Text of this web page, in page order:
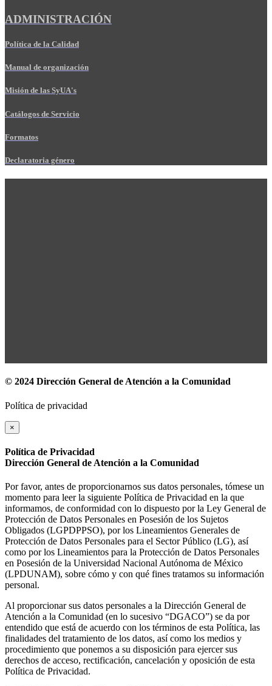
ADMINISTRACIÓN
Política de la Calidad
Manual de organización
Misión de las SyUA's
Catálogos de Servicio
Formatos
Declaratoria género
© 2024 Dirección General de Atención a la Comunidad
Política de privacidad
×
Política de Privacidad
Dirección General de Atención a la Comunidad
Por favor, antes de proporcionarnos sus datos personales, tómese un
momento para leer la siguiente Política de Privacidad en la que
informamos, de conformidad con lo dispuesto por la Ley General de
Protección de Datos Personales en Posesión de los Sujetos
Obligados (LGPDPPSO), por los Lineamientos Generales de
Protección de Datos Personales para el Sector Público (LG), así
como por los Lineamientos para la Protección de Datos Personales
en Posesión de la Universidad Nacional Autónoma de México
(LPDUNAM), sobre cómo y con qué fines tratamos su información
personal.
Al proporcionar sus datos personales a la Dirección General de
Atención a la Comunidad (en lo sucesivo “DGACO”) se da por
entendido que está de acuerdo con los términos de esta Política, las
finalidades del tratamiento de los datos, así como los medios y
procedimiento que ponemos a su disposición para ejercer sus
derechos de acceso, rectificación, cancelación y oposición de esta
Política de Privacidad.